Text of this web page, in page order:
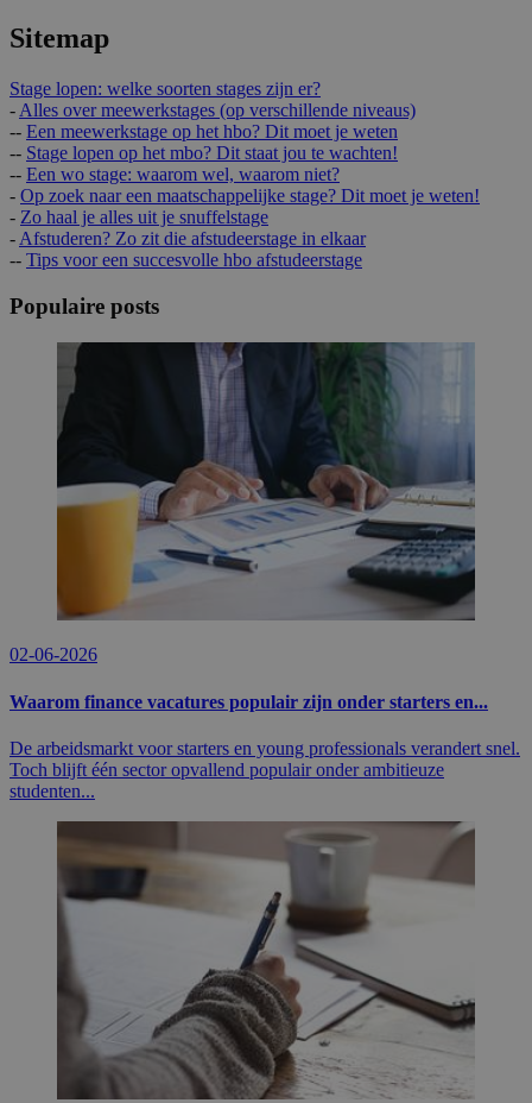
Sitemap
Stage lopen: welke soorten stages zijn er?
- Alles over meewerkstages (op verschillende niveaus)
-- Een meewerkstage op het hbo? Dit moet je weten
-- Stage lopen op het mbo? Dit staat jou te wachten!
-- Een wo stage: waarom wel, waarom niet?
- Op zoek naar een maatschappelijke stage? Dit moet je weten!
- Zo haal je alles uit je snuffelstage
- Afstuderen? Zo zit die afstudeerstage in elkaar
-- Tips voor een succesvolle hbo afstudeerstage
Populaire posts
02-06-2026
Waarom finance vacatures populair zijn onder starters en...
De arbeidsmarkt voor starters en young professionals verandert snel.
Toch blijft één sector opvallend populair onder ambitieuze
studenten...